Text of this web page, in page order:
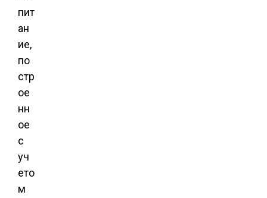
пит
ан
ие,
по
стр
ое
нн
ое
с
уч
ето
м